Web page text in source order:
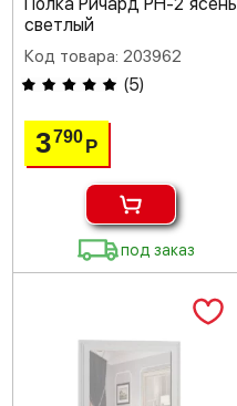
светлый
Код товара: 203962
(5)
3790Р
под заказ